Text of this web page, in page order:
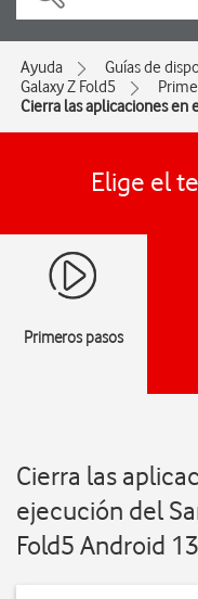
Ayuda Guías de
Galaxy Z Fold5
Cierra las aplicaciones en
Elige el
Primeros pasos
Cierra las
ejecución del
Fold5 Android 13